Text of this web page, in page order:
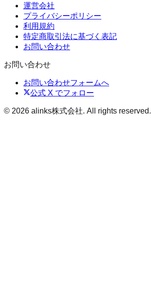
運営会社
プライバシーポリシー
利用規約
特定商取引法に基づく表記
お問い合わせ
お問い合わせ
お問い合わせフォームへ
公式 X でフォロー
© 2026 alinks株式会社. All rights reserved.